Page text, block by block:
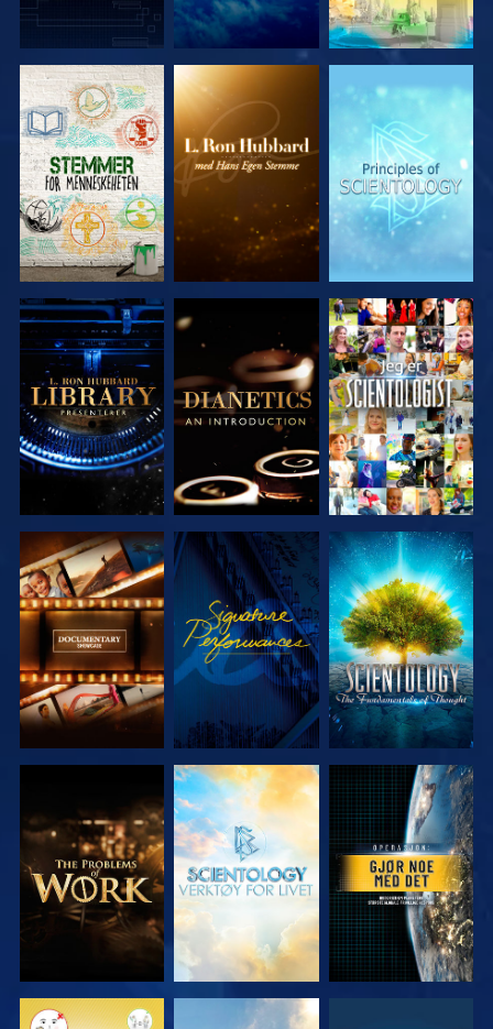
UTFORSK
SERIEN
UTFORSK
SERIEN
UTFORSK
SERIEN
UTFORSK
SERIEN
UTFORSK
SERIEN
SE
UTFORSK
SERIEN
SE
UTFORSK
SERIEN
UTFORSK
SERIEN
UTFORSK
SERIEN
SE